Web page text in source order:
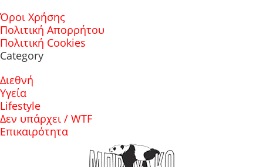
Όροι Χρήσης
Πολιτική Απορρήτου
Πολιτική Cookies
Category
Διεθνή
Υγεία
Lifestyle
Δεν υπάρχει / WTF
Επικαιρότητα